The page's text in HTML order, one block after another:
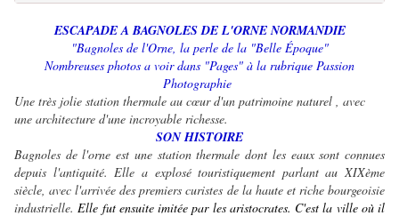
ESCAPADE A BAGNOLES DE L'ORNE NORMANDIE
"Bagnoles de l'Orne, la perle de la "Belle Époque"
Nombreuses photos a voir dans "Pages" à la rubrique Passion
Photographie
Une très jolie station thermale au cœur d'un patrimoine naturel , avec
une architecture d'une incroyable richesse.
SON HISTOIRE
Bagnoles de l'orne est une station thermale dont les eaux sont connues
depuis l'antiquité. Elle a explosé touristiquement parlant au XIXème
siècle, avec l'arrivée des premiers curistes de la haute et riche bourgeoisie
industrielle.Elle fut ensuite imitée par les aristocrates. C'est la ville où il